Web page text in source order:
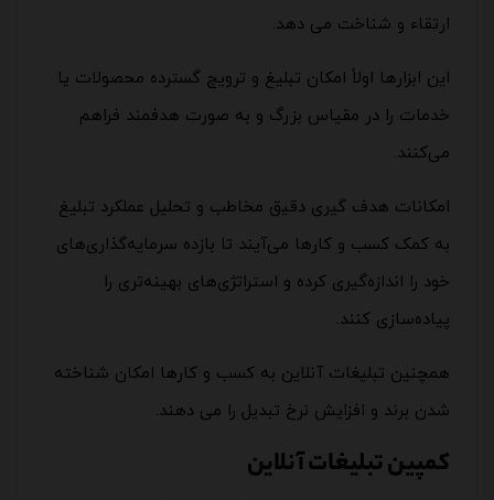
ارتقاء و شناخت می دهد.
این ابزارها اولاً امکان تبلیغ و ترویج گسترده محصولات یا
خدمات را در مقیاس بزرگ و به صورت هدفمند فراهم
می‌کنند.
امکانات هدف گیری دقیق مخاطب و تحلیل عملکرد تبلیغ
به کمک کسب و کارها می‌آیند تا بازده سرمایه‌گذاری‌های
خود را اندازه‌گیری کرده و استراتژی‌های بهینه‌تری را
پیاده‌سازی کنند.
همچنین تبلیغات آنلاین به کسب و کارها امکان شناخته
شدن برند و افزایش نرخ تبدیل را می دهند.
کمپین تبلیغات آنلاین